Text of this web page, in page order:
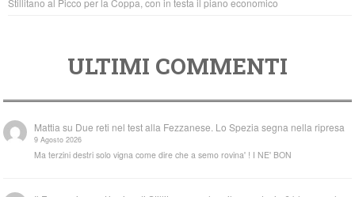
Stillitano al Picco per la Coppa, con in testa il piano economico
ULTIMI COMMENTI
Mattia su Due reti nel test alla Fezzanese. Lo Spezia segna nella ripresa
9 Agosto 2026
Ma terzini destri solo vigna come dire che a semo rovina' ! I NE' BON